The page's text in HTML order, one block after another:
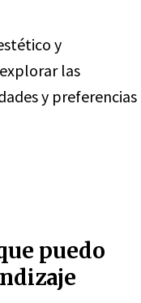
y
las
y preferencias
puedo